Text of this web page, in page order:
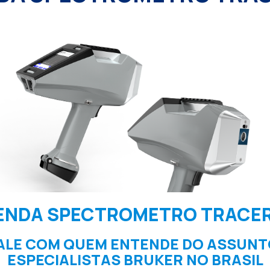
SPECTROMETRO
COM QUEM ENTENDE DO
ESPECIALISTAS BRUKER NO BRASIL